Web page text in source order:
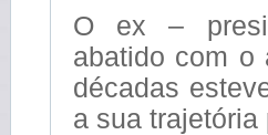
O ex –
abatido com o
décadas
a sua trajetória